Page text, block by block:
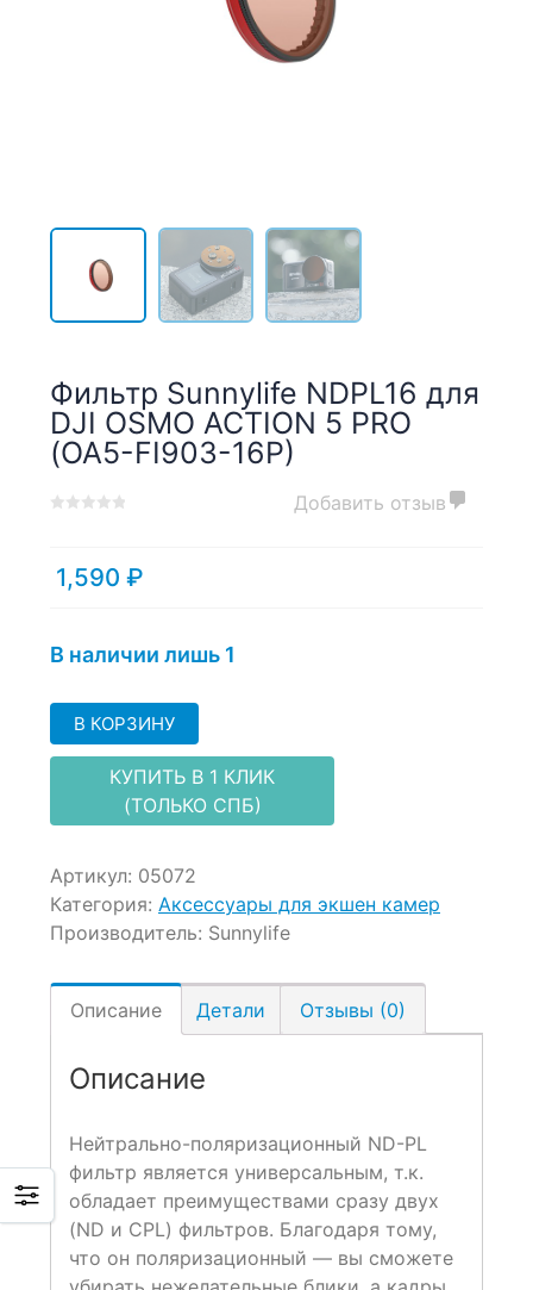
Фильтр Sunnylife NDPL16 для
DJI OSMO ACTION 5 PRO
(OA5-FI903-16P)
of
based
ratings
Добавить отзыв
1,590 ₽
В наличии лишь 1
В КОРЗИНУ
КУПИТЬ В 1 КЛИК
(ТОЛЬКО СПБ)
Артикул: 05072
Категория: Аксессуары для экшен камер
Производитель: Sunnylife
Описание Детали Отзывы (0)
Описание
Нейтрально-поляризационный ND-PL
фильтр является универсальным, т.к.
обладает преимуществами сразу двух
(ND и CPL) фильтров. Благодаря тому,
что он поляризационный — вы сможете